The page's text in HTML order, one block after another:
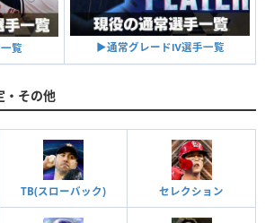
覧 ▶︎通常グレードⅣ選手一覧
・その他
TB(スローバック) セレクション